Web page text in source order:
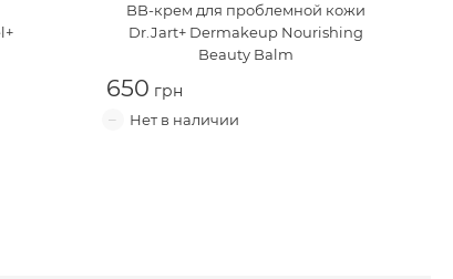
BB-крем для проблемной кожи
Dr.Jart+ Dermakeup Nourishing
Beauty Balm
650